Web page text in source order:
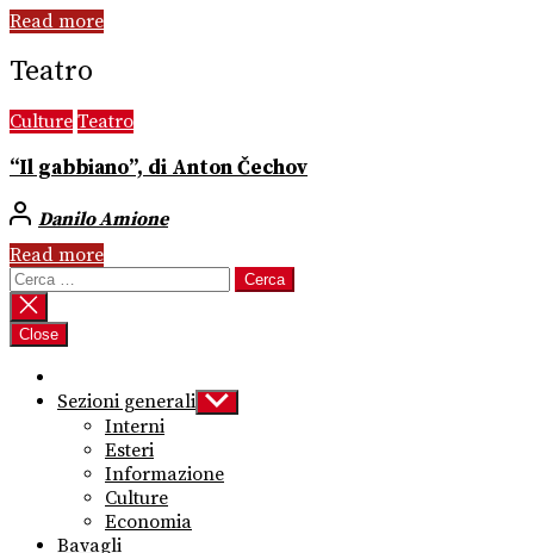
Read more
Teatro
Culture Teatro
“Il gabbiano”, di Anton Čechov
Danilo Amione
Read more
Ricerca
per:
Close
Sezioni generali Show
sub
Interni
Esteri
Informazione
Culture
Economia
Bavagli